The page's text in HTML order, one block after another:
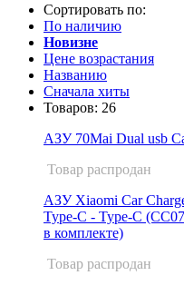
Сортировать по:
По наличию
Новизне
Цене возрастания
Названию
Сначала хиты
Товаров: 26
АЗУ 70Mai Dual usb
Товар распродан
АЗУ Xiaomi Car
Type-C - Type-C
в комплекте)
Товар распродан